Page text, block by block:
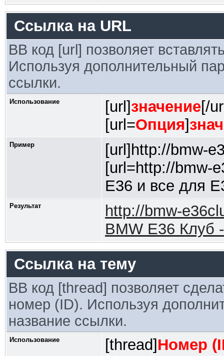
Ссылка на URL
BB код [url] позволяет
Используя дополнительный
ссылки.
Использование [url]значение[/
[url=Опция]
Пример
[url]http://bmw-
[url=http://bmw-
Е36 и все для
Результат
http://bmw-
BMW E36 Клуб
Ссылка на тему
BB код [thread] позволяет
номер (ID). Используя
название ссылки.
Использование [thread] Номер